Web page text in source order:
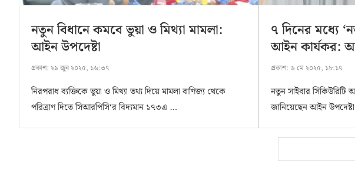
নতুন বিধানে কমবে ভুয়া ও মিথ্যা মামলা:
আইন উপদেষ্টা
প্রকাশ: ২৯ জুন ২০২৫, ১৬:৩৭
নিরপরাধ ব্যক্তিকে ভুয়া ও মিথ্যা তথ্য দিয়ে মামলা বাণিজ্য থেকে
পরিত্রাণ দিতে সিআরপিসি‘র বিদ্যমান ১৭৩এ …
৭ দিনের মধ্যে
আইন কার্যকর:
প্রকাশ: ৬ মে ২০২৫, ১৮:১৭
নতুন সাইবার সিকিউরিটি
জানিয়েছেন আইন